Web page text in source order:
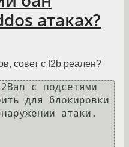
атаках?
совет с f2b реален?
с подсетями
для блокировки
атаки.